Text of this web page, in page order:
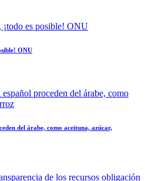
ONU
del árabe, como aceituna, azúcar,